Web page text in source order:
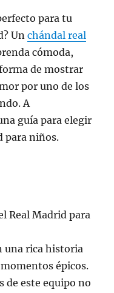
para tu
Unchándal real
cómoda,
de mostrar
por uno de los
A
guía para elegir
para niños.
Real Madrid para
una rica historia
épicos.
de este equipo no